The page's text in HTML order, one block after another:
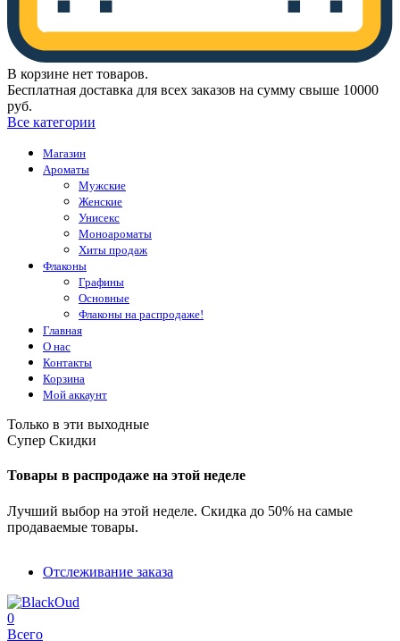
В корзине нет товаров.
Бесплатная доставка для всех заказов на сумму свыше 10000
руб.
Все категории
Магазин
Ароматы
Мужские
Женские
Унисекс
Моноароматы
Хиты продаж
Флаконы
Графины
Основные
Флаконы на распродаже!
Главная
О нас
Контакты
Корзина
Мой аккаунт
Только в эти выходные
Супер Скидки
Товары в распродаже на этой неделе
Лучший выбор на этой неделе. Скидка до 50% на самые
продаваемые товары.
Отслеживание заказа
0
Всего